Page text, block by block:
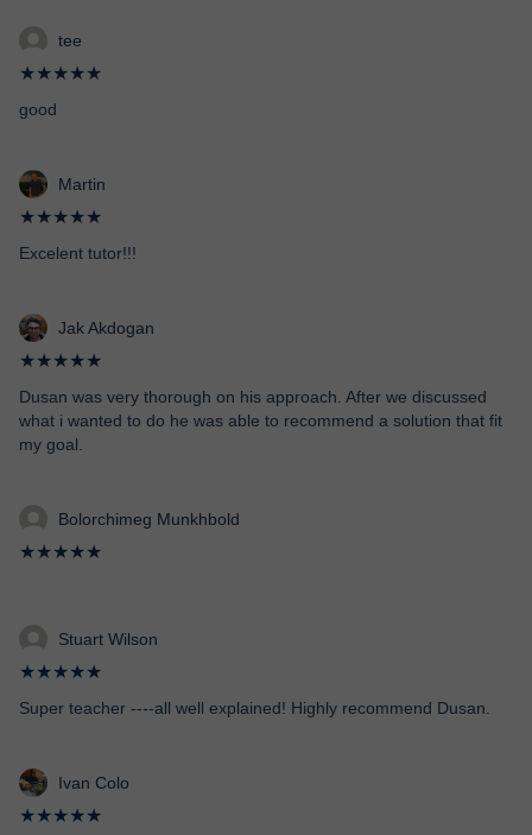
tee
★★★★★
good
Martin
★★★★★
Excelent tutor!!!
Jak Akdogan
★★★★★
Dusan was very thorough on his approach. After we discussed
what i wanted to do he was able to recommend a solution that fit
my goal.
Bolorchimeg Munkhbold
★★★★★
Stuart Wilson
★★★★★
Super teacher ----all well explained! Highly recommend Dusan.
Ivan Colo
★★★★★